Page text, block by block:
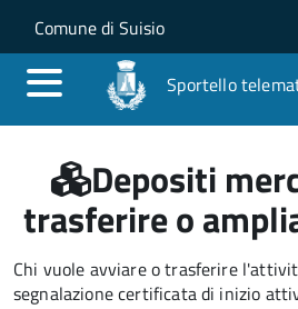
Salta al contenuto principale
Skip to site navigation
Comune di Suisio
Sportello
Depositi
trasferire o
Chi vuole avviare o trasferire
segnalazione certificata di inizio